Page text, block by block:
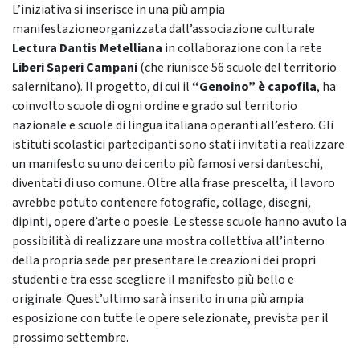
L’iniziativa si inserisce in una più ampia
manifestazioneorganizzata dall’associazione culturale
Lectura Dantis Metelliana in collaborazione con la rete
Liberi Saperi Campani(che riunisce 56 scuole del territorio
salernitano). Il progetto, di cui il“Genoino” è capofila, ha
coinvolto scuole di ogni ordine e grado sul territorio
nazionale e scuole di lingua italiana operanti all’estero. Gli
istituti scolastici partecipanti sono stati invitati a realizzare
un manifesto su uno dei cento più famosi versi danteschi,
diventati di uso comune. Oltre alla frase prescelta, il lavoro
avrebbe potuto contenere fotografie, collage, disegni,
dipinti, opere d’arte o poesie. Le stesse scuole hanno avuto la
possibilità di realizzare una mostra collettiva all’interno
della propria sede per presentare le creazioni dei propri
studenti e tra esse scegliere il manifesto più bello e
originale. Quest’ultimo sarà inserito in una più ampia
esposizione con tutte le opere selezionate, prevista per il
prossimo settembre.